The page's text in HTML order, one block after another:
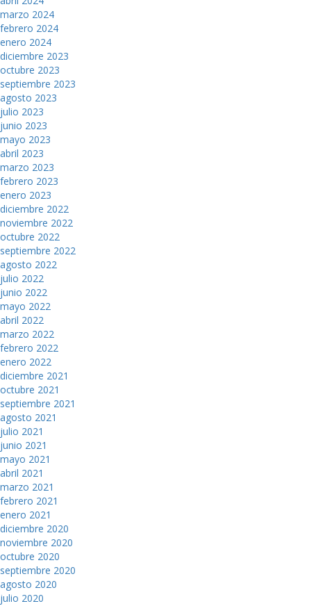
marzo 2024
febrero 2024
enero 2024
diciembre 2023
octubre 2023
septiembre 2023
agosto 2023
julio 2023
junio 2023
mayo 2023
abril 2023
marzo 2023
febrero 2023
enero 2023
diciembre 2022
noviembre 2022
octubre 2022
septiembre 2022
agosto 2022
julio 2022
junio 2022
mayo 2022
abril 2022
marzo 2022
febrero 2022
enero 2022
diciembre 2021
octubre 2021
septiembre 2021
agosto 2021
julio 2021
junio 2021
mayo 2021
abril 2021
marzo 2021
febrero 2021
enero 2021
diciembre 2020
noviembre 2020
octubre 2020
septiembre 2020
agosto 2020
julio 2020